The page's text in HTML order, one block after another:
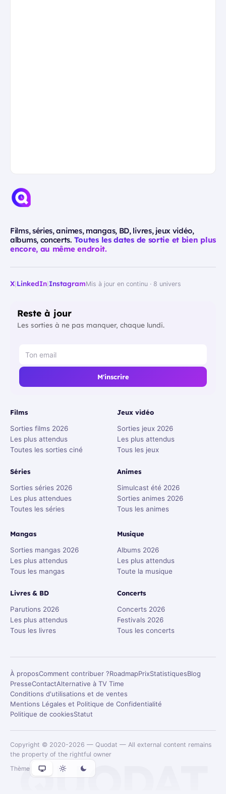
Films, séries, animes, mangas, BD, livres, jeux vidéo,
albums, concerts. Toutes les dates de sortie et bien plus
encore, au même endroit.
X|LinkedIn|InstagramMis à jour en continu · 8 univers
Reste à jour
Les sorties à ne pas manquer, chaque lundi.
M'inscrire
Films
Sorties films 2026
Les plus attendus
Toutes les sorties ciné
Séries
Sorties séries 2026
Les plus attendues
Toutes les séries
Jeux vidéo
Sorties jeux 2026
Les plus attendus
Tous les jeux
Animes
Simulcast été 2026
Sorties animes 2026
Tous les animes
Mangas
Sorties mangas 2026
Les plus attendus
Tous les mangas
Livres & BD
Parutions 2026
Les plus attendus
Tous les livres
Musique
Albums 2026
Les plus attendus
Toute la musique
Concerts
Concerts 2026
Festivals 2026
Tous les concerts
À proposComment contribuer ?RoadmapPrixStatistiquesBlog
PresseContactAlternative à TV Time
Conditions d'utilisations et de ventes
Mentions Légales et Politique de Confidentialité
Politique de cookiesStatut
Copyright © 2020-2026 — Quodat — All external content remains
the property of the rightful owner
Thème
QUODAT